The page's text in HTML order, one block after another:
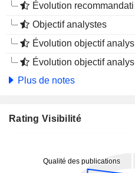
Évolution recommandations analystes 4 mois
Objectif analystes
Évolution objectif analystes 1 an
Évolution objectif analystes 4 mois
Plus de notes
Rating Visibilité